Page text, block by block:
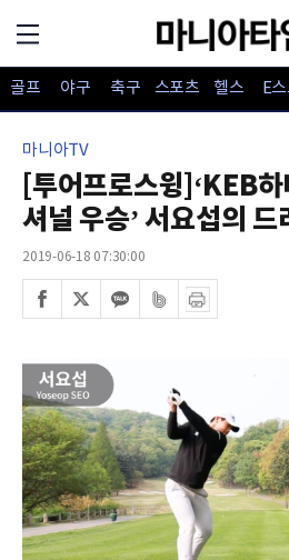
골프 야구 축구 스포츠 헬스 E
마니아TV
[투어프로스윙]‘KEB하
셔널 우승’ 서요섭의 드
2019-06-18 07:30:00